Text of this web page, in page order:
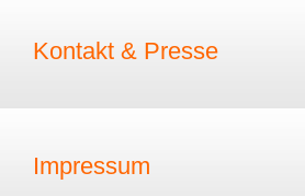
Kontakt & Presse
Impressum